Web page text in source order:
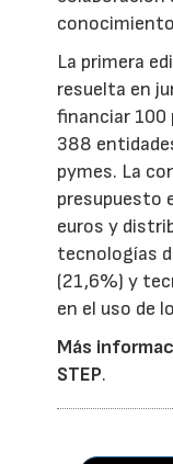
La primera
resuelta en
financiar 100
388
pymes. La
presupuesto
euros y
tecnologías
(21,6%) y
en el uso de
Más
STEP.